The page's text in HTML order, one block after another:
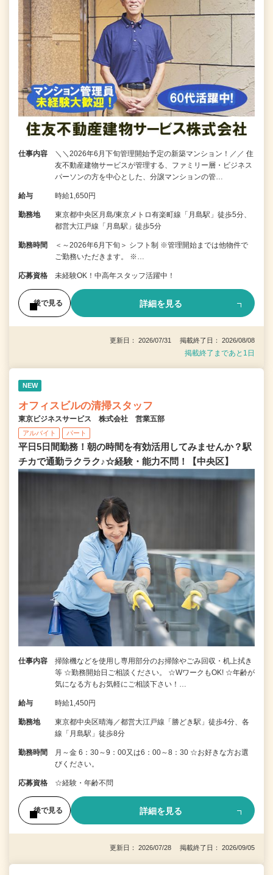
仕事内容
＼＼2026年6月下旬管理開始予定の新築マンション！／／ 住
友不動産建物サービスが管理する、ファミリー層・ビジネス
パーソンの方を中心とした、分譲マンションの管…
給与 時給1,650円
勤務地
東京都中央区月島/東京メトロ有楽町線「月島駅」徒歩5分、
都営大江戸線「月島駅」徒歩5分
勤務時間
＜～2026年6月下旬＞ シフト制 ※管理開始までは他物件で
ご勤務いただきます。 ※…
応募資格 未経験OK！中高年スタッフ活躍中！
後で見る 詳細を見る
更新日： 2026/07/31 掲載終了日： 2026/08/08
掲載終了まであと1日
NEW
オフィスビルの清掃スタッフ
東京ビジネスサービス 株式会社 営業五部
アルバイト パート
平日5日間勤務！朝の時間を有効活用してみませんか？駅
チカで通勤ラクラク♪☆経験・能力不問！【中央区】
仕事内容
掃除機などを使用し専用部分のお掃除やごみ回収・机上拭き
等 ☆勤務開始日ご相談ください。 ☆WワークもOK! ☆年齢が
気になる方もお気軽にご相談下さい！…
給与 時給1,450円
勤務地
東京都中央区晴海／都営大江戸線「勝どき駅」徒歩4分、各
線「月島駅」徒歩8分
勤務時間
月～金 6：30～9：00又は6：00～8：30 ☆お好きな方お選
びください。
応募資格 ☆経験・年齢不問
後で見る 詳細を見る
更新日： 2026/07/28 掲載終了日： 2026/09/05